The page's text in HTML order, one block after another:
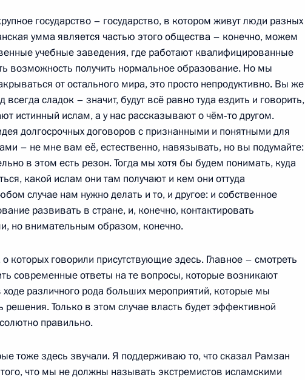
Сочи
среда
по завершении визита
Улан-Батор
собрании, посвящённом 70-
на Халхин-Голе
Улан-Батор
вручения государственных наград
ветеранам – участникам сражения
государство – государство, в котором живут люди разных
умма является частью этого общества – конечно, можем
учебные заведения, где работают квалифицированные
возможность получить нормальное образование. Но мы
от остального мира, это просто непродуктивно. Вы же
всегда сладок – значит, будут всё равно туда ездить и говорить,
истинный ислам, а у нас рассказывают о чём‑то другом.
долгосрочных договоров с признанными и понятными для
– не мне вам её, естественно, навязывать, но вы подумайте:
в этом есть резон. Тогда мы хотя бы будем понимать, куда
какой ислам они там получают и кем они оттуда
случае нам нужно делать и то, и другое: и собственное
развивать в стране, и, конечно, контактировать
но внимательным образом, конечно.
которых говорили присутствующие здесь. Главное – смотреть
современные ответы на те вопросы, которые возникают
различного рода больших мероприятий, которые мы
Только в этом случае власть будет эффективной
правильно.
тоже здесь звучали. Я поддерживаю то, что сказал Рамзан
что мы не должны называть экстремистов исламскими